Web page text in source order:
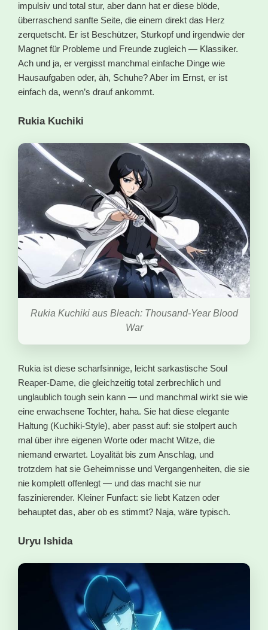
impulsiv und total stur, aber dann hat er diese blöde,
überraschend sanfte Seite, die einem direkt das Herz
zerquetscht. Er ist Beschützer, Sturkopf und irgendwie der
Magnet für Probleme und Freunde zugleich — Klassiker.
Ach und ja, er vergisst manchmal einfache Dinge wie
Hausaufgaben oder, äh, Schuhe? Aber im Ernst, er ist
einfach da, wenn’s drauf ankommt.
Rukia Kuchiki
Rukia Kuchiki aus Bleach: Thousand-Year Blood
War
Rukia ist diese scharfsinnige, leicht sarkastische Soul
Reaper-Dame, die gleichzeitig total zerbrechlich und
unglaublich tough sein kann — und manchmal wirkt sie wie
eine erwachsene Tochter, haha. Sie hat diese elegante
Haltung (Kuchiki-Style), aber passt auf: sie stolpert auch
mal über ihre eigenen Worte oder macht Witze, die
niemand erwartet. Loyalität bis zum Anschlag, und
trotzdem hat sie Geheimnisse und Vergangenheiten, die sie
nie komplett offenlegt — und das macht sie nur
faszinierender. Kleiner Funfact: sie liebt Katzen oder
behauptet das, aber ob es stimmt? Naja, wäre typisch.
Uryu Ishida